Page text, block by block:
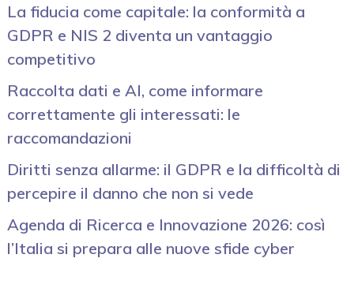
La fiducia come capitale: la conformità a
GDPR e NIS 2 diventa un vantaggio
competitivo
Raccolta dati e AI, come informare
correttamente gli interessati: le
raccomandazioni
Diritti senza allarme: il GDPR e la difficoltà di
percepire il danno che non si vede
Agenda di Ricerca e Innovazione 2026: così
l’Italia si prepara alle nuove sfide cyber